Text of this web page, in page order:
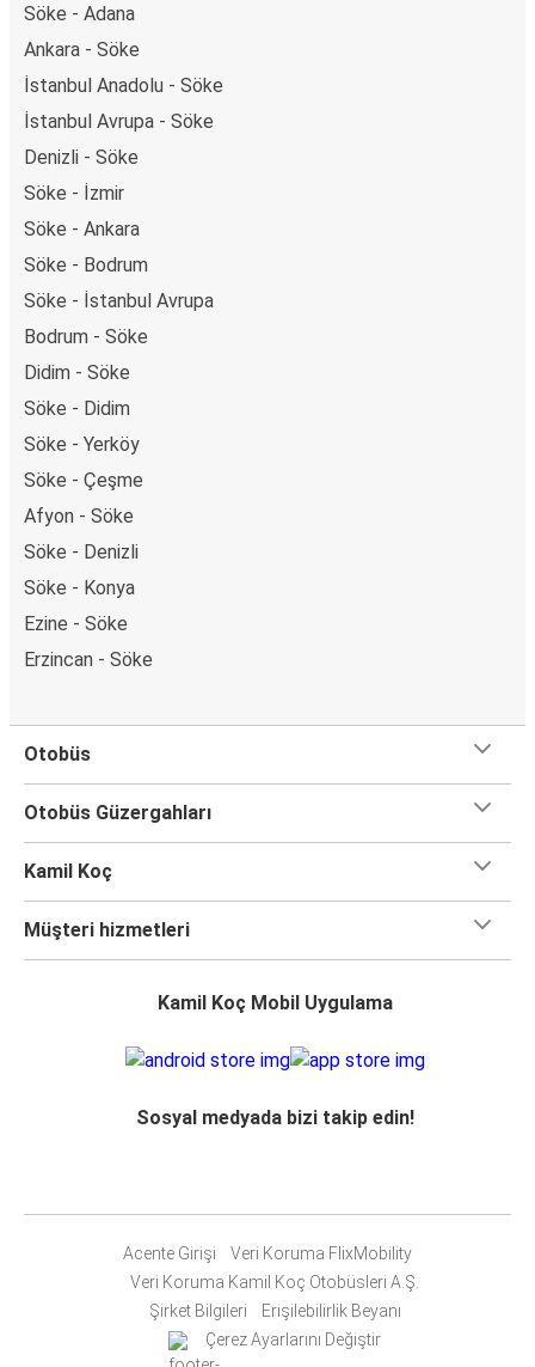
Söke - Adana
Ankara - Söke
İstanbul Anadolu - Söke
İstanbul Avrupa - Söke
Denizli - Söke
Söke - İzmir
Söke - Ankara
Söke - Bodrum
Söke - İstanbul Avrupa
Bodrum - Söke
Didim - Söke
Söke - Didim
Söke - Yerköy
Söke - Çeşme
Afyon - Söke
Söke - Denizli
Söke - Konya
Ezine - Söke
Erzincan - Söke
Otobüs
Otobüs Güzergahları
Kamil Koç
Müşteri hizmetleri
Kamil Koç Mobil Uygulama
Sosyal medyada bizi takip edin!
Acente Girişi
Veri Koruma FlixMobility
Veri Koruma Kamil Koç Otobüsleri A.Ş.
Şirket Bilgileri
Erişilebilirlik Beyanı
Çerez Ayarlarını Değiştir